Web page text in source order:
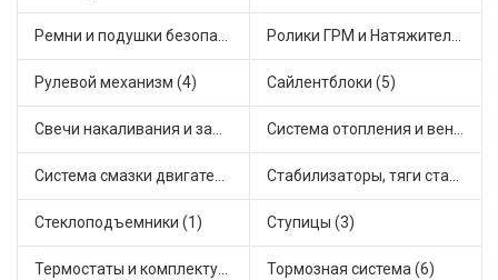
Ремни и подушки безопасности (1) Ролики ГРМ и Натяжители (1)
Рулевой механизм (4) Сайлентблоки (5)
Свечи накаливания и зажигания (1) Система отопления и вентиляции (1)
Система смазки двигателя (6) Стабилизаторы, тяги стабилизатора, стойки стабилиз (1)
Стеклоподъемники (1) Ступицы (3)
Термостаты и комплектующие системы охлаждения (17) Тормозная система (6)